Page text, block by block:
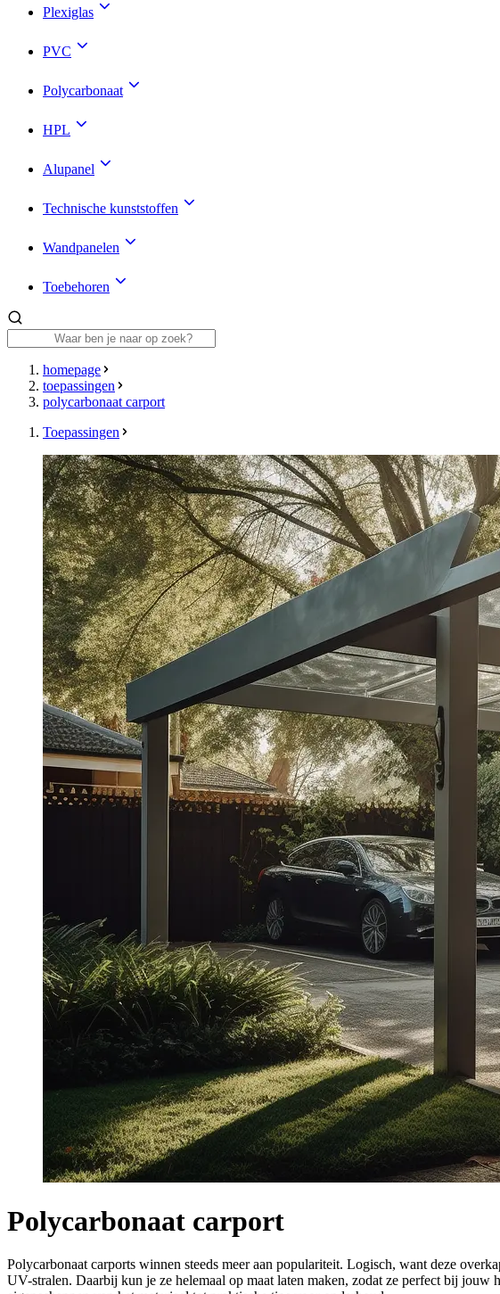
Plexiglas
PVC
Polycarbonaat
HPL
Alupanel
Technische kunststoffen
Wandpanelen
Toebehoren
homepage
toepassingen
polycarbonaat carport
Toepassingen
Polycarbonaat carport
Polycarbonaat carports winnen steeds meer aan populariteit. Logisch, want deze
UV-stralen. Daarbij kun je ze helemaal op maat laten maken, zodat ze perfect bij jouw